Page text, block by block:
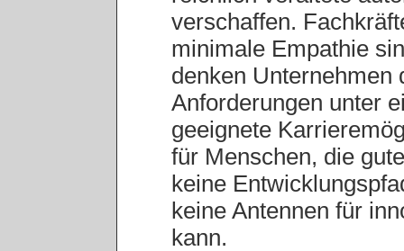
verschaffen.
minimale Empathie
denken Unternehmen
Anforderungen unter
geeignete
für Menschen, die
keine
keine Antennen für
kann.